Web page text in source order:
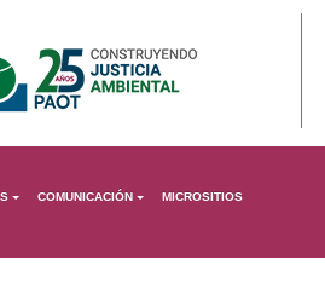
COMUNICACIÓN MICROSITIOS